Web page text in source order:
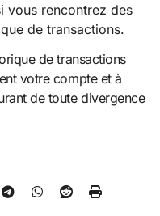
vous rencontrez des
de transactions.
de transactions
votre compte et à
de toute divergence